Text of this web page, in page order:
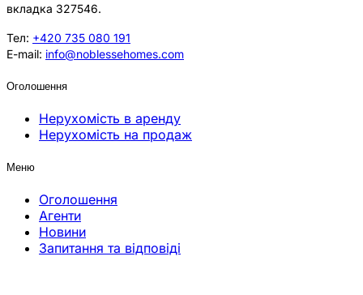
вкладка 327546.
Тел: +420 735 080 191
E-mail: info@noblessehomes.com
Оголошення
Нерухомість в аренду
Нерухомість на продаж
Меню
Оголошення
Агенти
Новини
Запитання та відповіді